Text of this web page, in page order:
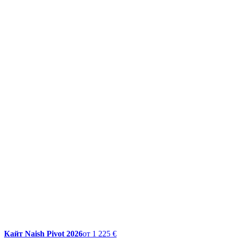
Кайт Naish Pivot 2026от 1 225 €